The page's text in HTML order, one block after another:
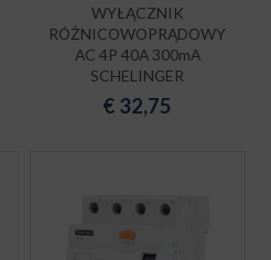
WYŁĄCZNIK
RÓŻNICOWOPRĄDOWY
AC 4P 40A 300mA
SCHELINGER
€ 32,75